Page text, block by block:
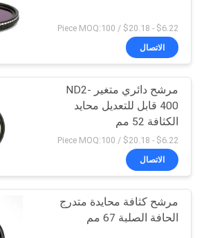
اتصل
اطلب
اقتباس
خريطة
الموقع
$6.22 - $20.18 / Piece MOQ:100
الاتصال
مرشح دائري متغير ND2-
400 قابل للتعديل محايد
الكثافة 52 مم
$6.22 - $20.18 / Piece MOQ:100
الاتصال
مرشح كثافة محايدة متدرج
الحافة الصلبة 67 مم